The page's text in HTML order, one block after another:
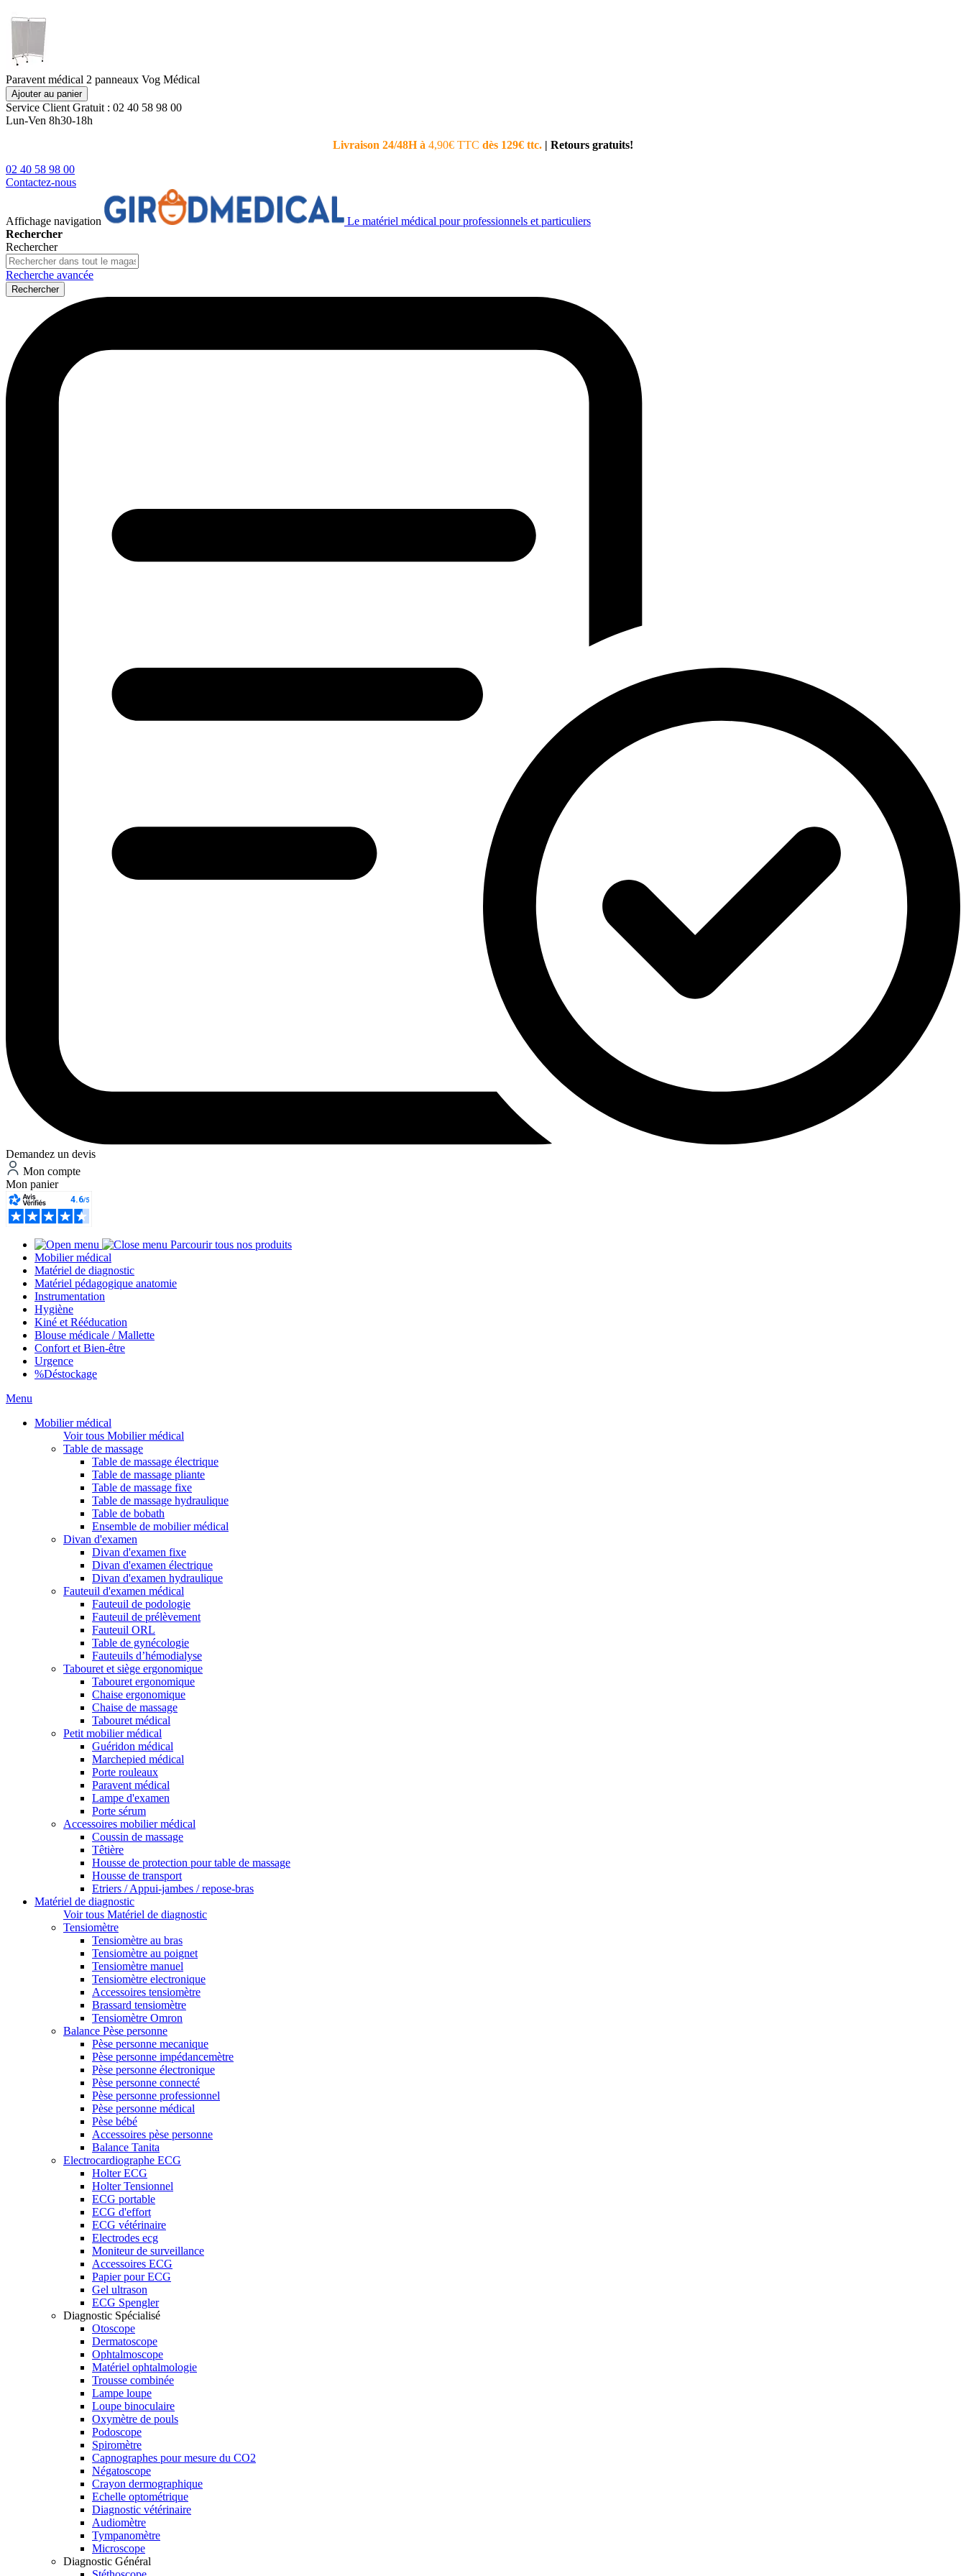
Paravent médical 2 panneaux Vog Médical
Ajouter au panier
Service Client Gratuit : 02 40 58 98 00
Lun-Ven 8h30-18h
Livraison 24/48H à 4,90€ TTC dès 129€ ttc. | Retours gratuits!
02 40 58 98 00
Contactez-nous
Affichage navigation
Le matériel médical pour professionnels et particuliers
Rechercher
Rechercher
Recherche avancée
Rechercher
Demandez un devis
Mon compte
Mon panier
Parcourir tous nos produits
Mobilier médical
Matériel de diagnostic
Matériel pédagogique anatomie
Instrumentation
Hygiène
Kiné et Rééducation
Blouse médicale / Mallette
Confort et Bien-être
Urgence
%Déstockage
Menu
Mobilier médical
Voir tous Mobilier médical
Table de massage
Table de massage électrique
Table de massage pliante
Table de massage fixe
Table de massage hydraulique
Table de bobath
Ensemble de mobilier médical
Divan d'examen
Divan d'examen fixe
Divan d'examen électrique
Divan d'examen hydraulique
Fauteuil d'examen médical
Fauteuil de podologie
Fauteuil de prélèvement
Fauteuil ORL
Table de gynécologie
Fauteuils d’hémodialyse
Tabouret et siège ergonomique
Tabouret ergonomique
Chaise ergonomique
Chaise de massage
Tabouret médical
Petit mobilier médical
Guéridon médical
Marchepied médical
Porte rouleaux
Paravent médical
Lampe d'examen
Porte sérum
Accessoires mobilier médical
Coussin de massage
Têtière
Housse de protection pour table de massage
Housse de transport
Etriers / Appui-jambes / repose-bras
Matériel de diagnostic
Voir tous Matériel de diagnostic
Tensiomètre
Tensiomètre au bras
Tensiomètre au poignet
Tensiomètre manuel
Tensiomètre electronique
Accessoires tensiomètre
Brassard tensiomètre
Tensiomètre Omron
Balance Pèse personne
Pèse personne mecanique
Pèse personne impédancemètre
Pèse personne électronique
Pèse personne connecté
Pèse personne professionnel
Pèse personne médical
Pèse bébé
Accessoires pèse personne
Balance Tanita
Electrocardiographe ECG
Holter ECG
Holter Tensionnel
ECG portable
ECG d'effort
ECG vétérinaire
Electrodes ecg
Moniteur de surveillance
Accessoires ECG
Papier pour ECG
Gel ultrason
ECG Spengler
Diagnostic Spécialisé
Otoscope
Dermatoscope
Ophtalmoscope
Matériel ophtalmologie
Trousse combinée
Lampe loupe
Loupe binoculaire
Oxymètre de pouls
Podoscope
Spiromètre
Capnographes pour mesure du CO2
Négatoscope
Crayon dermographique
Echelle optométrique
Diagnostic vétérinaire
Audiomètre
Tympanomètre
Microscope
Diagnostic Général